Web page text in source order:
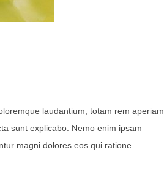
laudantium, totam rem aperiam,
sunt explicabo. Nemo enim ipsam
magni dolores eos qui ratione